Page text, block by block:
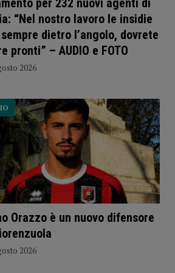
per 232 nuovi agenti di
“Nel nostro lavoro le insidie
dietro l’angolo, dovrete
pronti” – AUDIO e FOTO
2026
Orazzo è un nuovo difensore
2026